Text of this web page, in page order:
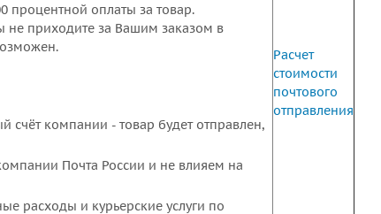
процентной оплаты за товар.
не приходите за Вашим заказом в
счёт компании - товар будет отправлен,
Почта России и не влияем на
расходы и курьерские услуги по
Расчет
стоимости
почтового
отправления